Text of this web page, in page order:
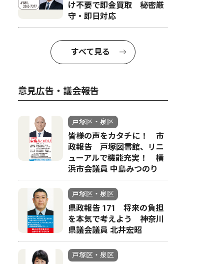
け不要で即金買取 秘密厳
守・即日対応
すべて見る
意見広告・議会報告
戸塚区・泉区
皆様の声をカタチに！ 市
政報告 戸塚図書館、リニ
ューアルで機能充実！ 横
浜市会議員 中島みつのり
戸塚区・泉区
県政報告 171 将来の負担
を本気で考えよう 神奈川
県議会議員 北井宏昭
戸塚区・泉区